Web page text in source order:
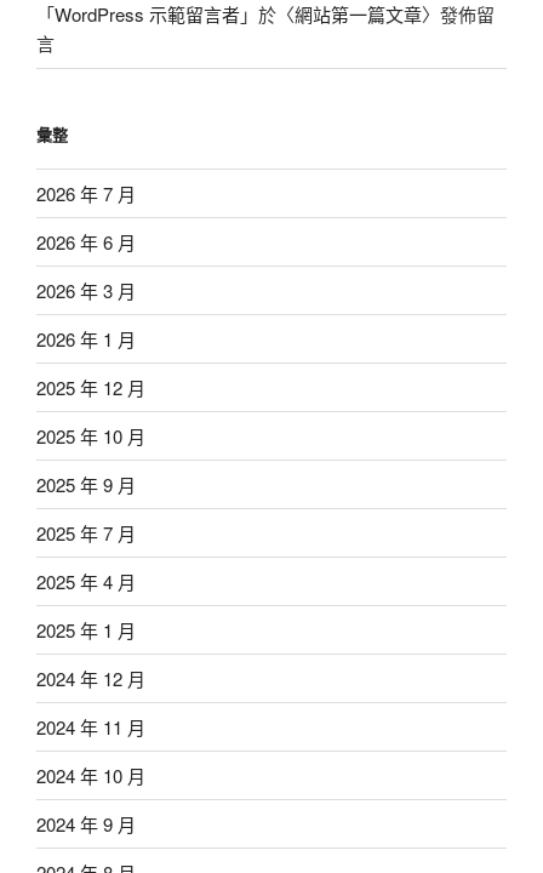
「WordPress 示範留言者」於〈網站第一篇文章〉發佈留
言
彙整
2026 年 7 月
2026 年 6 月
2026 年 3 月
2026 年 1 月
2025 年 12 月
2025 年 10 月
2025 年 9 月
2025 年 7 月
2025 年 4 月
2025 年 1 月
2024 年 12 月
2024 年 11 月
2024 年 10 月
2024 年 9 月